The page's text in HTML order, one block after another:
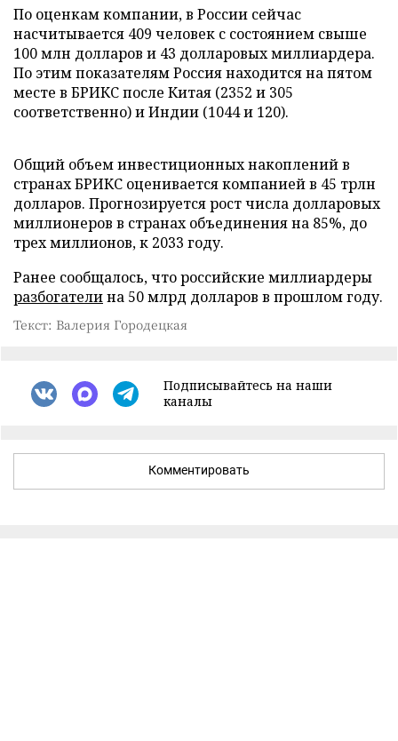
По оценкам компании, в России сейчас
насчитывается 409 человек с состоянием свыше
100 млн долларов и 43 долларовых миллиардера.
По этим показателям Россия находится на пятом
месте в БРИКС после Китая (2352 и 305
соответственно) и Индии (1044 и 120).
Общий объем инвестиционных накоплений в
странах БРИКС оценивается компанией в 45 трлн
долларов. Прогнозируется рост числа долларовых
миллионеров в странах объединения на 85%, до
трех миллионов, к 2033 году.
Ранее сообщалось, что российские миллиардеры
разбогателина 50 млрд долларов в прошлом году.
Текст: Валерия Городецкая
Подписывайтесь на наши
каналы
Комментировать